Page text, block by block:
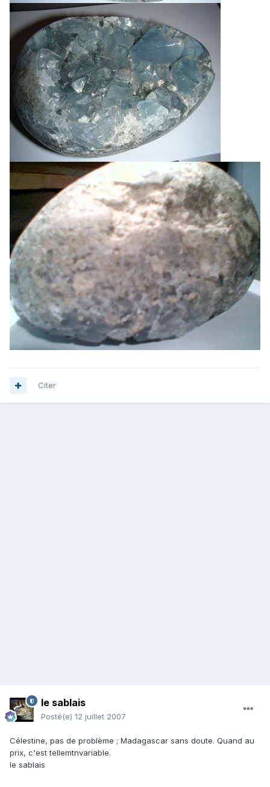
Citer
le sablais
Posté(e) 12 juillet 2007
Célestine, pas de problème ; Madagascar sans doute. Quand au
prix, c'est tellemtnvariable.
le sablais